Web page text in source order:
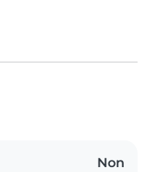
Non